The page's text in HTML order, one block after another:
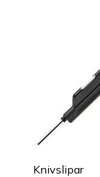
Knivslipar